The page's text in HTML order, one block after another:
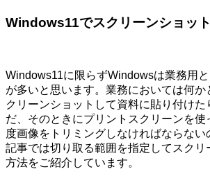
Windows11でスクリーンショッ
Windows11に限らずWindowsは業務用
が多いと思います。業務においては何か
クリーンショットして資料に貼り付けた
だ、そのときにプリントスクリーンを
度画像をトリミングしなければならな
記事では切り取る範囲を指定してスクリ
方法をご紹介しています。